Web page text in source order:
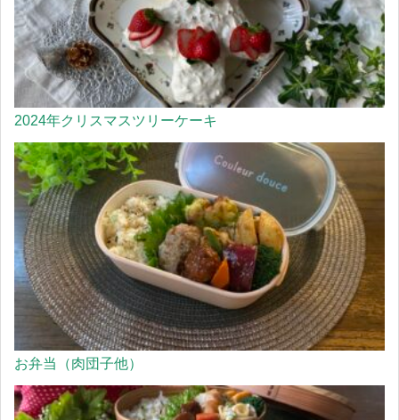
2024年クリスマスツリーケーキ
お弁当（肉団子他）